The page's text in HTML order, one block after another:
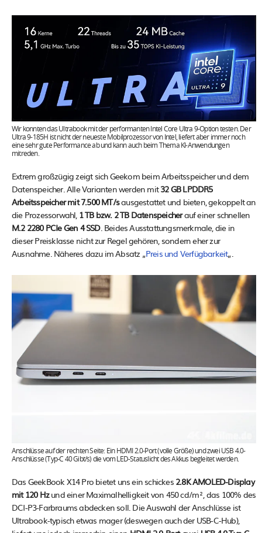
Wir konnten das Ultrabook mit der performanten Intel Core Ultra 9-Option testen. Der
Ultra 9-185H ist nicht der neueste Mobilprozessor von Intel, liefert aber immer noch
eine sehr gute Performance ab und kann auch beim Thema KI-Anwendungen
mitreden.
Extrem großzügig zeigt sich Geekom beim Arbeitsspeicher und dem
Datenspeicher. Alle Varianten werden mit32 GB LPDDR5
Arbeitsspeicher mit 7.500 MT/sausgestattet und bieten, gekoppelt an
die Prozessorwahl, 1 TB bzw. 2 TB Datenspeicherauf einer schnellen
M.2 2280 PCIe Gen 4 SSD. Beides Ausstattungsmerkmale, die in
dieser Preisklasse nicht zur Regel gehören, sondern eher zur
Ausnahme. Näheres dazu im Absatz „Preis und Verfügbarkeit„.
Anschlüsse auf der rechten Seite: Ein HDMI 2.0-Port (volle Größe) und zwei USB 4.0-
Anschlüsse (Typ-C 40 Gibt/s) die vom LED-Statuslicht des Akkus begleitet werden.
Das GeekBook X14 Pro bietet uns ein schickes 2.8K AMOLED-Display
mit 120 Hzund einer Maximalhelligkeit von 450 cd/m², das 100% des
DCI-P3-Farbraums abdecken soll. Die Auswahl der Anschlüsse ist
Ultrabook-typisch etwas mager (deswegen auch der USB-C-Hub),